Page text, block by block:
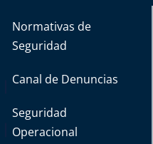
Normativas de
Seguridad
Canal de Denuncias
Seguridad
Operacional